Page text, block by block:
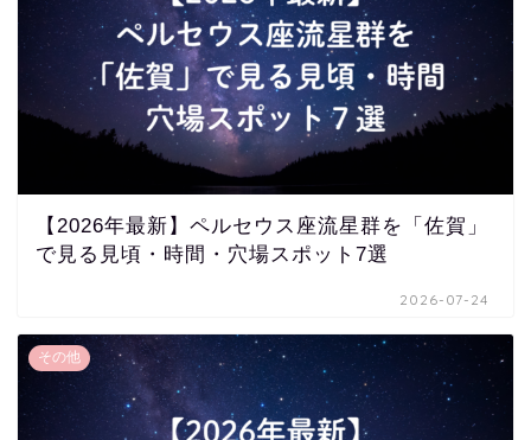
【2026年最新】ペルセウス座流星群を「佐賀」
で見る見頃・時間・穴場スポット7選
2026-07-24
その他